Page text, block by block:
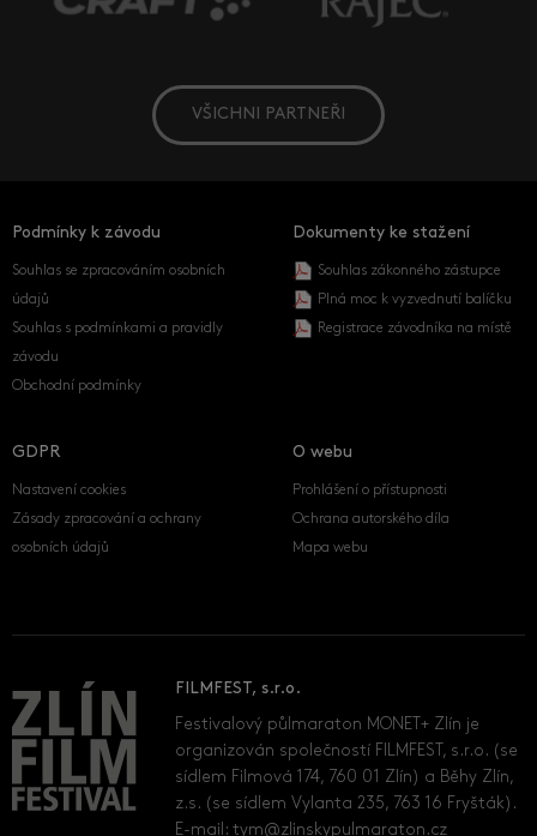
VŠICHNI PARTNEŘI
Podmínky k závodu
Souhlas se zpracováním osobních
údajů
Souhlas s podmínkami a pravidly
závodu
Obchodní podmínky
Dokumenty ke stažení
Souhlas zákonného zástupce
Plná moc k vyzvednutí balíčku
Registrace závodníka na místě
GDPR
Nastavení cookies
Zásady zpracování a ochrany
osobních údajů
O webu
Prohlášení o přístupnosti
Ochrana autorského díla
Mapa webu
FILMFEST, s.r.o.
Festivalový půlmaraton MONET+ Zlín je
organizován společností FILMFEST, s.r.o. (se
sídlem Filmová 174, 760 01 Zlín) a Běhy Zlín,
z.s. (se sídlem Vylanta 235, 763 16 Fryšták).
E-mail:tym@zlinskypulmaraton.cz